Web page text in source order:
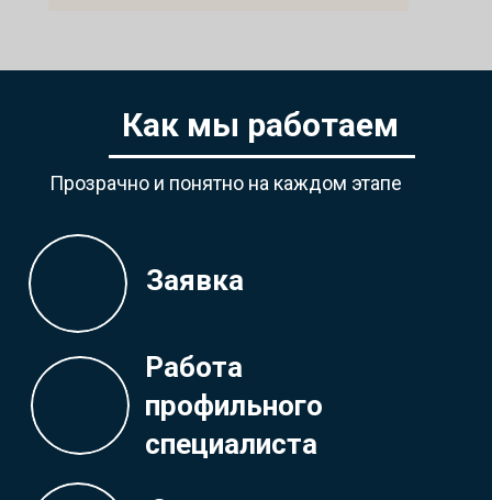
Работа
профильного
специалиста
Заявка
Прозрачно и понятно на каждом этапе
Как мы работаем